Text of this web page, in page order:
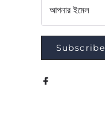
আপনার ইমেল
Subscribe